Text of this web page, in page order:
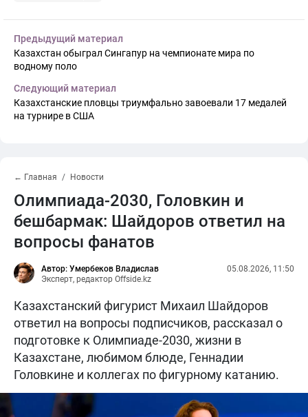
Предыдущий материал
Казахстан обыграл Сингапур на чемпионате мира по
водному поло
Следующий материал
Казахстанские пловцы триумфально завоевали 17 медалей
на турнире в США
← Главная Новости
Олимпиада-2030, Головкин и
бешбармак: Шайдоров ответил на
вопросы фанатов
Автор: Умербеков Владислав
Эксперт, редактор Offside.kz
05.08.2026, 11:50
Казахстанский фигурист Михаил Шайдоров
ответил на вопросы подписчиков, рассказал о
подготовке к Олимпиаде-2030, жизни в
Казахстане, любимом блюде, Геннадии
Головкине и коллегах по фигурному катанию.